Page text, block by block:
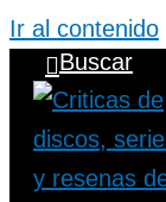
Ir al contenido
Buscar